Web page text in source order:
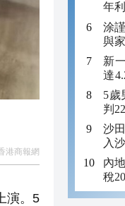
港商報網
演。5
年
年
涂
與
新
達
金
5歲
判
沙
入
內
稅